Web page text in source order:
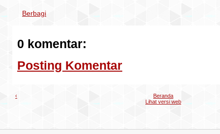
Berbagi
0 komentar:
Posting Komentar
‹
Beranda
Lihat versi web